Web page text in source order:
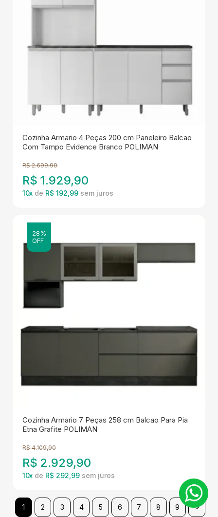
Cozinha Armario 4 Peças 200 cm Paneleiro Balcao
Com Tampo Evidence Branco POLIMAN
R$ 2.699,90
R$ 1.929,90
10x de R$ 192,99
28%
OFF
Cozinha Armario 7 Peças 258 cm Balcao Para Pia
Etna Grafite POLIMAN
R$ 4.109,90
R$ 2.929,90
10x de R$ 292,99
1 2 3 4 5 6 7 8 9 >